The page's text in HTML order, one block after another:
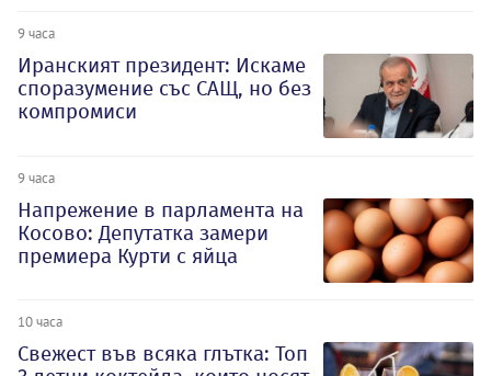
9 часа
Иранският президент: Искаме
споразумение със САЩ, но без
компромиси
9 часа
Напрежение в парламента на
Косово: Депутатка замери
премиера Курти с яйца
10 часа
Свежест във всяка глътка: Топ